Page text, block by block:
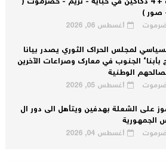
)
أغسطس 06, 2026
لمجلس الحراك الثوري يصدر بيانا
الجنوب في معارك وصراعات الآخرين
الوطنية
أغسطس 05, 2026
الشعلة بهدفين ويتأهل الى دور ال
أغسطس 04, 2026